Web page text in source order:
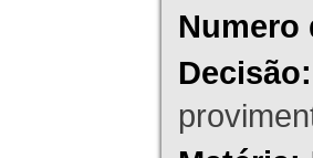
Numero
Decisão: